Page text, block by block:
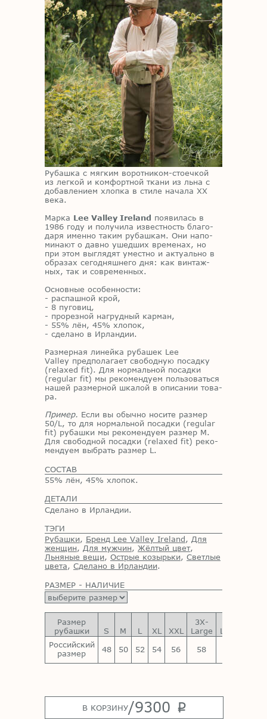
Ру­баш­ка с мяг­ким во­рот­ни­ком-сто­еч­кой
из лег­кой и ком­форт­ной тка­ни из льна с
до­бав­ле­ни­ем хлоп­ка в сти­ле на­ча­ла XX
века.
Мар­ка Lee Valley Ireland по­яви­лась в
1986 году и по­лу­чи­ла из­вест­ность бла­го­
да­ря имен­но та­ким ру­баш­кам. Они на­по­
ми­на­ют о дав­но ушед­ших вре­ме­нах, но
при этом вы­гля­дят умест­но и ак­ту­аль­но в
об­ра­зах се­го­дняш­не­го дня: как вин­таж­
ных, так и со­вре­мен­ных.
Ос­нов­ные осо­бен­но­сти:
- рас­паш­ной крой,
- 8 пу­го­виц,
- про­рез­ной на­груд­ный кар­ман,
- 55% лён, 45% хло­пок,
- сде­ла­но в Ир­лан­дии.
Раз­мер­ная ли­ней­ка ру­ба­шек Lee
Valley пред­по­ла­га­ет сво­бод­ную по­сад­ку
(relaxed fit). Для нор­маль­ной по­сад­ки
(regular fit) мы ре­ко­мен­ду­ем поль­зо­вать­ся
на­шей раз­мер­ной шка­лой в опи­са­нии то­ва­
ра.
Пример. Если вы обыч­но но­си­те раз­мер
50/​L, то для нор­маль­ной по­сад­ки (regular
fit) ру­баш­ки мы ре­ко­мен­ду­ем раз­мер M.
Для сво­бод­ной по­сад­ки (relaxed fit) ре­ко­
мен­ду­ем вы­брать раз­мер L.
СОСТАВ
55% лён, 45% хлопок.
ДЕТАЛИ
Сделано в Ирландии.
ТЭГИ
Рубашки, Бренд Lee Valley Ireland, Для
женщин, Для мужчин, Жёлтый цвет,
Льняные вещи, Острые козырьки, Светлые
цвета, Сделано в Ирландии.
РАЗМЕР - НАЛИЧИЕ
Размер
рубашки
S M L XL XXL
3X-
Large
Large
Российский
размер
48 50 52 54 56 58
В КОРЗИНУ/9300 p